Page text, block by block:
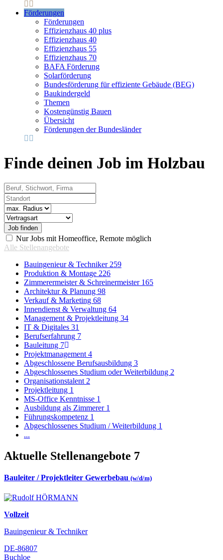
Förderungen
Förderungen
Effizienzhaus 40 plus
Effizienzhaus 40
Effizienzhaus 55
Effizienzhaus 70
BAFA Förderung
Solarförderung
Bundesförderung für effiziente Gebäude (BEG)
Baukindergeld
Themen
Kostengünstig Bauen
Übersicht
Förderungen der Bundesländer
Finde deinen Job im Holzbau
Beruf, Stichwort, Firma
Standort
Radius
Vertragsart
Nur Jobs mit Homeoffice, Remote möglich
Alle Stellenangebote
Bauingenieur & Techniker 259
Produktion & Montage 226
Zimmerermeister & Schreinermeister 165
Architektur & Planung 98
Verkauf & Marketing 68
Innendienst & Verwaltung 64
Management & Projektleitung 34
IT & Digitales 31
Berufserfahrung 7
Bauleitung 7
Projektmanagement 4
Abgeschlossene Berufsausbildung 3
Abgeschlossenes Studium oder Weiterbildung 2
Organisationstalent 2
Projektleitung 1
MS-Office Kenntnisse 1
Ausbildung als Zimmerer 1
Führungskompetenz 1
Abgeschlossenes Studium / Weiterbildung 1
...
Aktuelle Stellenangebote 7
Bauleiter / Projektleiter Gewerbebau (w/d/m)
Vollzeit
Bauingenieur & Techniker
DE-86807
Buchloe